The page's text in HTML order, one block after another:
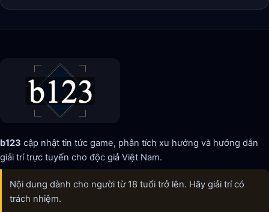
b123 cập nhật tin tức game, phân tích xu hướng và hướng dẫn
giải trí trực tuyến cho độc giả Việt Nam.
Nội dung dành cho người từ 18 tuổi trở lên. Hãy giải trí có
trách nhiệm.